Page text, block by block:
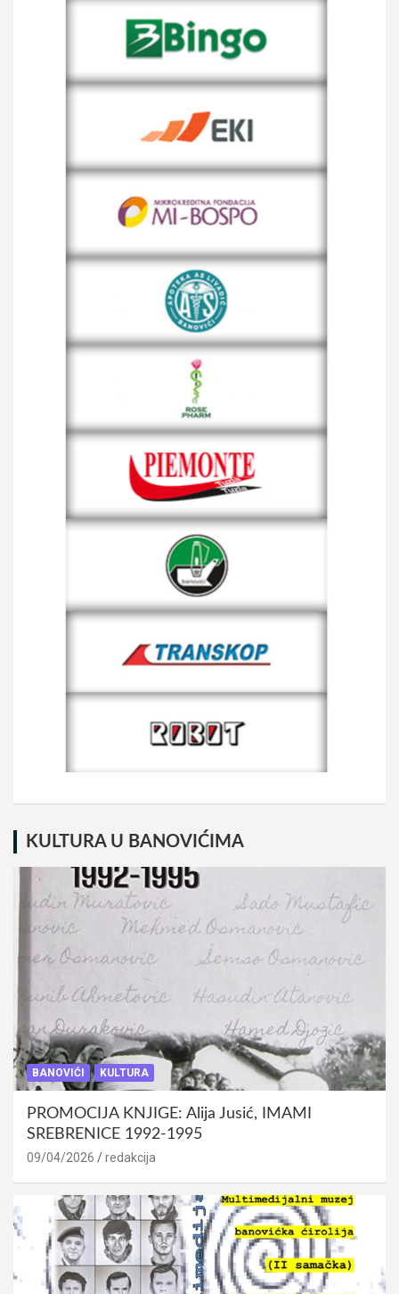
KULTURA U BANOVIĆIMA
BANOVIĆI KULTURA
PROMOCIJA KNJIGE: Alija Jusić, IMAMI
SREBRENICE 1992-1995
09/04/2026 redakcija